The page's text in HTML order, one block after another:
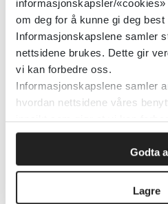
informasjonskapsler/
om deg for å kunne gi deg
Informasjonskapslene samler
nettsidene brukes. Dette gir
vi kan forbedre oss.
Informasjonskapslene samler
hvordan nettsidene våres
innsikt som gjør at vi kan
Godta
Lagre
HoNOS for
the Nation
revidert 2018,
2022
The Royal
HoNOS